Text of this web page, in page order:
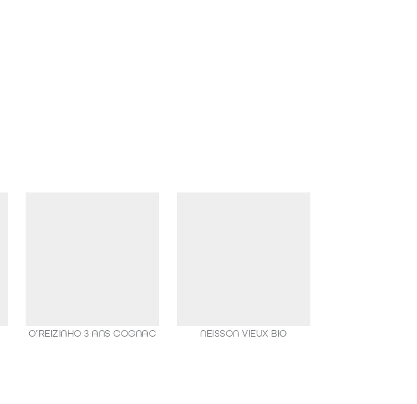
O’REIZINHO 3 ANS COGNAC NEISSON VIEUX BIO